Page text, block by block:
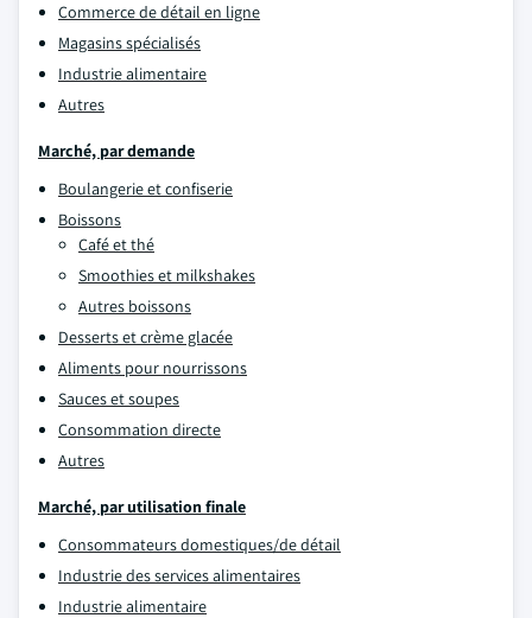
Commerce de détail en ligne
Magasins spécialisés
Industrie alimentaire
Autres
Marché, par demande
Boulangerie et confiserie
Boissons
Café et thé
Smoothies et milkshakes
Autres boissons
Desserts et crème glacée
Aliments pour nourrissons
Sauces et soupes
Consommation directe
Autres
Marché, par utilisation finale
Consommateurs domestiques/de détail
Industrie des services alimentaires
Industrie alimentaire